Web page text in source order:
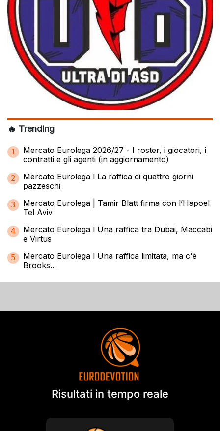
🔥 Trending
1
Mercato Eurolega 2026/27 - I roster, i giocatori, i
contratti e gli agenti (in aggiornamento)
2
Mercato Eurolega l La raffica di quattro giorni
pazzeschi
3
Mercato Eurolega | Tamir Blatt firma con l’Hapoel
Tel Aviv
4
Mercato Eurolega l Una raffica tra Dubai, Maccabi
e Virtus
5
Mercato Eurolega l Una raffica limitata, ma c'è
Brooks...
Risultati in tempo reale